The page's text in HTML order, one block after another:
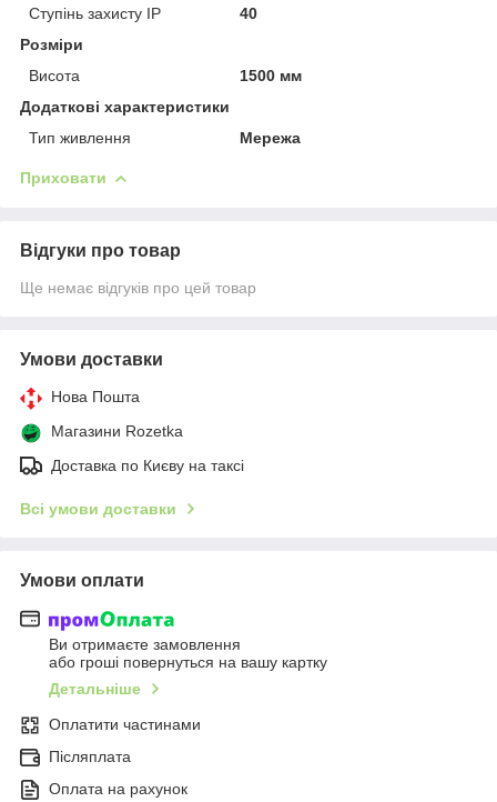
Ступінь захисту IP
40
Розміри
Висота
1500 мм
Додаткові характеристики
Тип живлення
Мережа
Приховати
Відгуки про товар
Ще немає відгуків про цей товар
Умови доставки
Нова Пошта
Магазини Rozetka
Доставка по Києву на таксі
Всі умови доставки
Умови оплати
Ви отримаєте замовлення
або гроші повернуться на вашу картку
Детальніше
Оплатити частинами
Післяплата
Оплата на рахунок